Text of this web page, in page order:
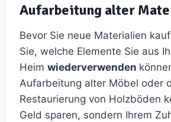
Aufarbeitung alter
Bevor Sie neue Materialien
Sie, welche Elemente Sie aus
Heim wiederverwenden
Aufarbeitung alter Möbel oder
Restaurierung von Holzböden
Geld sparen, sondern Ihrem